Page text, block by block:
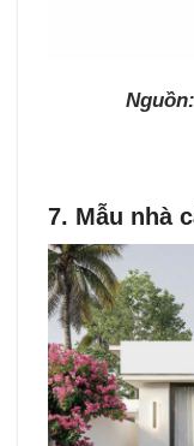
7. Mẫu nhà